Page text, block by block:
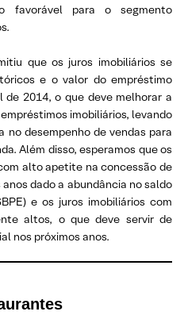
favorável para o segmento
que os juros imobiliários se
e o valor do empréstimo
de 2014, o que deve melhorar a
imobiliários, levando
desempenho de vendas para
Além disso, esperamos que os
alto apetite na concessão de
dado a abundância no saldo
e os juros imobiliários com
altos, o que deve servir de
nos próximos anos.